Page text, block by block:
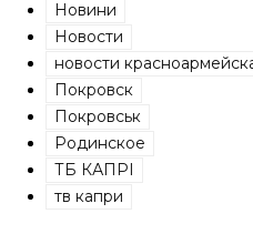
Новини
Новости
новости
Покровск
Покровськ
Родинское
ТБ КАПРІ
тв капри